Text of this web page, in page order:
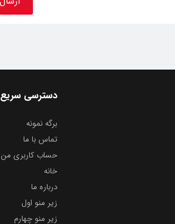
دسترسی سریع
برگه نمونه
تماس با ما
حساب کاربری من
خانه
درباره ما
زیر منو اول
زیر منو چهارم